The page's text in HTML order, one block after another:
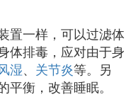
置一样，可以过滤体
体排毒，应对由于身
湿、 关节炎等。另
衡，改善睡眠。